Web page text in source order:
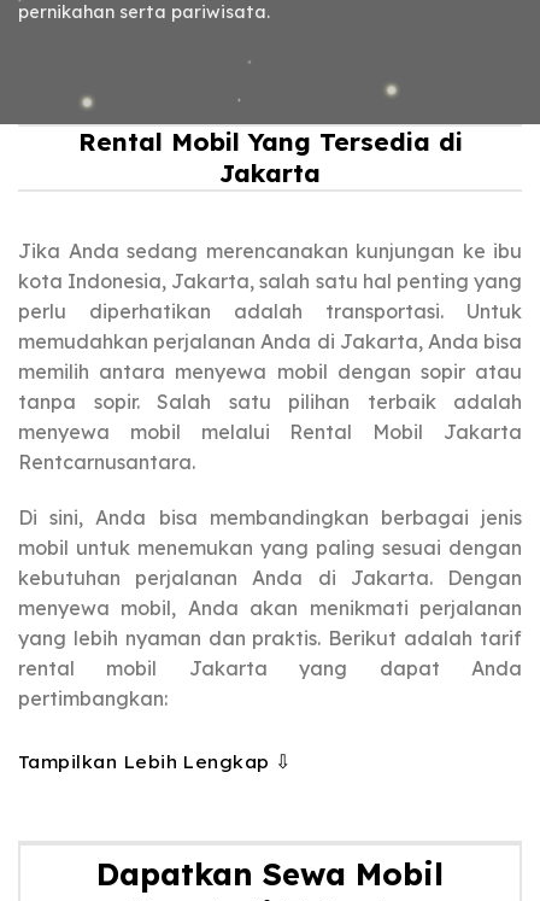
pernikahan serta pariwisata.
Rental Mobil Yang Tersedia di
Jakarta
Jika Anda sedang merencanakan kunjungan ke ibu
kota Indonesia, Jakarta, salah satu hal penting yang
perlu diperhatikan adalah transportasi. Untuk
memudahkan perjalanan Anda di Jakarta, Anda bisa
memilih antara menyewa mobil dengan sopir atau
tanpa sopir. Salah satu pilihan terbaik adalah
menyewa mobil melalui Rental Mobil Jakarta
Rentcarnusantara.
Di sini, Anda bisa membandingkan berbagai jenis
mobil untuk menemukan yang paling sesuai dengan
kebutuhan perjalanan Anda di Jakarta. Dengan
menyewa mobil, Anda akan menikmati perjalanan
yang lebih nyaman dan praktis. Berikut adalah tarif
rental mobil Jakarta yang dapat Anda
pertimbangkan:
Tampilkan Lebih Lengkap ⇩
Dapatkan Sewa Mobil